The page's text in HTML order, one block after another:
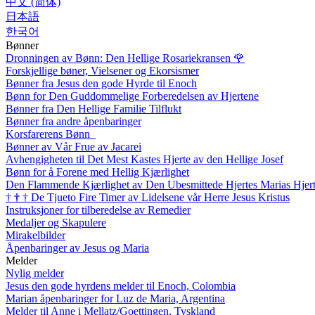
日本語
한국어
Bønner
Dronningen av Bønn: Den Hellige Rosariekransen 🌹
Forskjellige bøner, Vielsener og Ekorsismer
Bønner fra Jesus den gode Hyrde til Enoch
Bønn for Den Guddommelige Forberedelsen av Hjertene
Bønner fra Den Hellige Familie Tilflukt
Bønner fra andre åpenbaringer
Korsfarerens Bønn
Bønner av Vår Frue av Jacarei
Avhengigheten til Det Mest Kastes Hjerte av den Hellige Josef
Bønn for å Forene med Hellig Kjærlighet
Den Flammende Kjærlighet av Den Ubesmittede Hjertes Marias
† † † De Tjueto Fire Timer av Lidelsene vår Herre Jesus Kristus
Instruksjoner for tilberedelse av Remedier
Medaljer og Skapulere
Mirakelbilder
Åpenbaringer av Jesus og Maria
Melder
Nylig melder
Jesus den gode hyrdens melder til Enoch, Colombia
Marian åpenbaringer for Luz de Maria, Argentina
Melder til Anne i Mellatz/Goettingen, Tyskland